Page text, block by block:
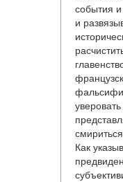
события
и
Как